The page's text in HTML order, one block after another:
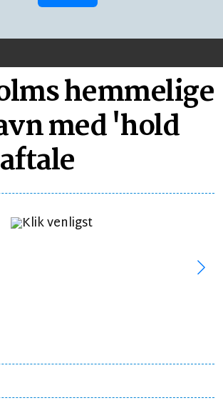
hemmelige
med 'hold